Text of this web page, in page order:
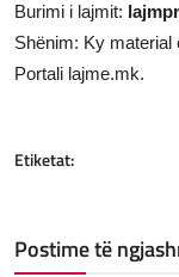
Burimi i lajmit:
Shënim: Ky material
Portali lajme.mk.
Etiketat:
Postime të